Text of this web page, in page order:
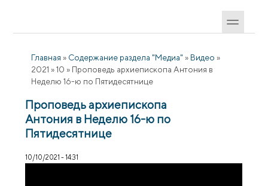
Главная » Содержание раздела "Медиа" » Видео »
2021 » 10 » Проповедь архиепископа Антония в
Неделю 16-ю по Пятидесятнице
Проповедь архиепископа
Антония в Неделю 16-ю по
Пятидесятнице
10/10/2021 - 14:31